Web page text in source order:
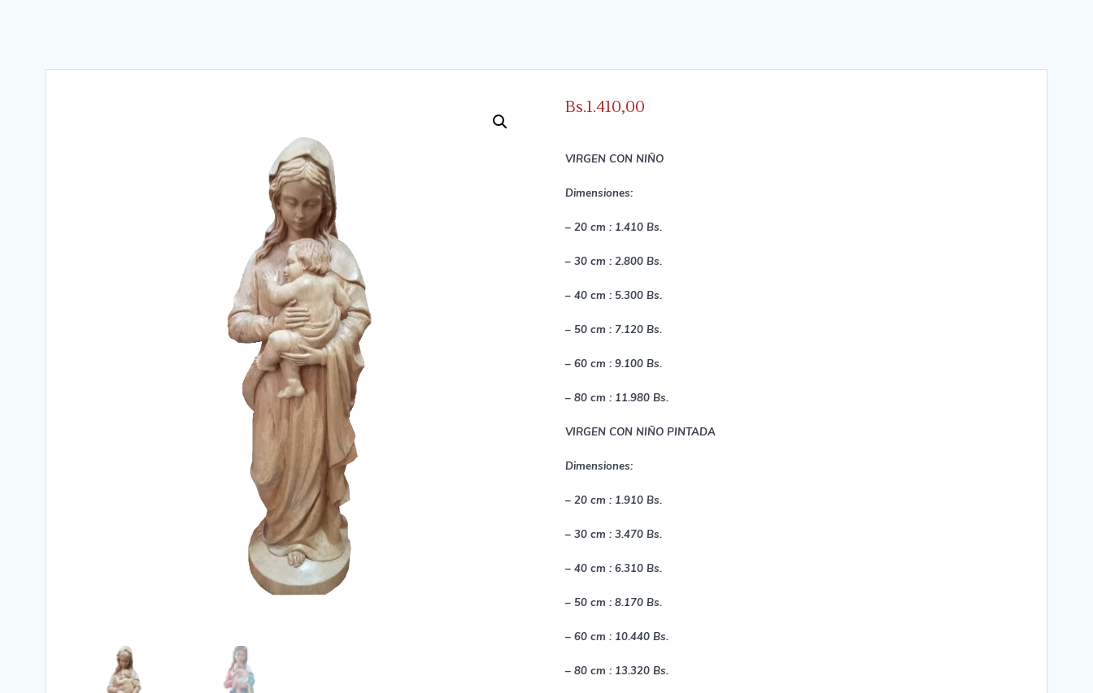
Bs.1.410,00
VIRGEN CON NIÑO
Dimensiones:
– 20 cm : 1.410 Bs.
– 30 cm : 2.800 Bs.
– 40 cm : 5.300 Bs.
– 50 cm : 7.120 Bs.
– 60 cm : 9.100 Bs.
– 80 cm : 11.980 Bs.
VIRGEN CON NIÑO PINTADA
Dimensiones:
– 20 cm : 1.910 Bs.
– 30 cm : 3.470 Bs.
– 40 cm : 6.310 Bs.
– 50 cm : 8.170 Bs.
– 60 cm : 10.440 Bs.
– 80 cm : 13.320 Bs.